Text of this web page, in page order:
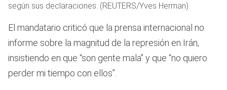
según sus declaraciones. (REUTERS/Yves Herman)
El mandatario criticó que la prensa internacional no
informe sobre la magnitud de la represión en Irán,
insistiendo en que “son gente mala” y que “no quiero
perder mi tiempo con ellos”.